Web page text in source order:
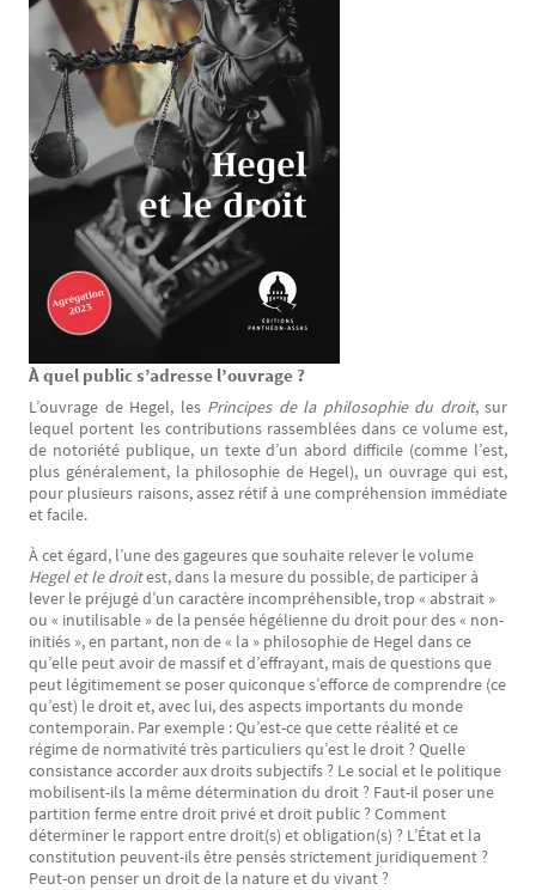
Texte
À quel public s’adresse l’ouvrage ?
L’ouvrage de Hegel, les Principes de la philosophie du droit, sur
lequel portent les contributions rassemblées dans ce volume est,
de notoriété publique, un texte d’un abord difficile (comme l’est,
plus généralement, la philosophie de Hegel), un ouvrage qui est,
pour plusieurs raisons, assez rétif à une compréhension immédiate
et facile.
À cet égard, l’une des gageures que souhaite relever le volume
Hegel et le droitest, dans la mesure du possible, de participer à
lever le préjugé d’un caractère incompréhensible, trop « abstrait »
ou « inutilisable » de la pensée hégélienne du droit pour des « non-
initiés », en partant, non de « la » philosophie de Hegel dans ce
qu’elle peut avoir de massif et d’effrayant, mais de questions que
peut légitimement se poser quiconque s’efforce de comprendre (ce
qu’est) le droit et, avec lui, des aspects importants du monde
contemporain. Par exemple : Qu’est-ce que cette réalité et ce
régime de normativité très particuliers qu’est le droit ? Quelle
consistance accorder aux droits subjectifs ? Le social et le politique
mobilisent-ils la même détermination du droit ? Faut-il poser une
partition ferme entre droit privé et droit public ? Comment
déterminer le rapport entre droit(s) et obligation(s) ? L’État et la
constitution peuvent-ils être pensés strictement juridiquement ?
Peut-on penser un droit de la nature et du vivant ?